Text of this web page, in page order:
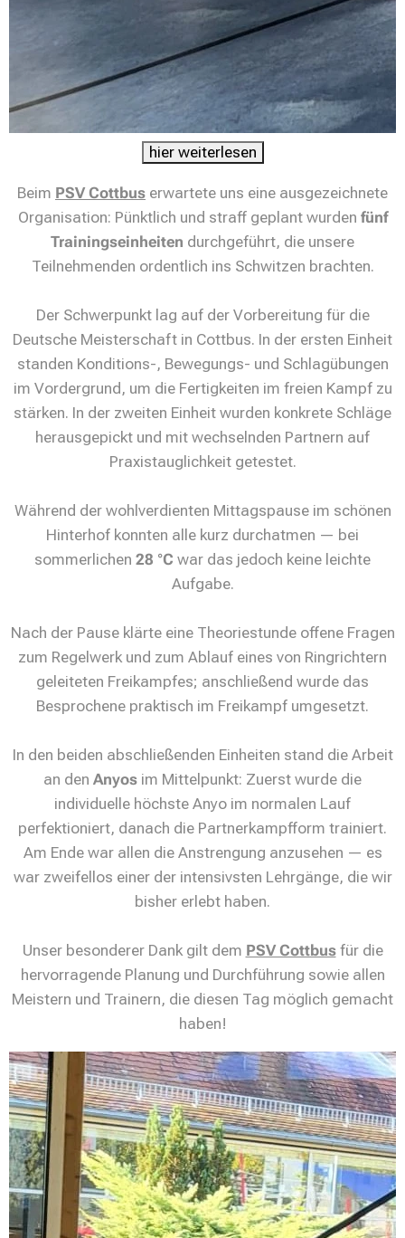
hier weiterlesen
Beim PSV Cottbus erwartete uns eine ausgezeichnete
Organisation: Pünktlich und straff geplant wurden fünf
Trainingseinheiten durchgeführt, die unsere
Teilnehmenden ordentlich ins Schwitzen brachten.
Der Schwerpunkt lag auf der Vorbereitung für die
Deutsche Meisterschaft in Cottbus. In der ersten Einheit
standen Konditions-, Bewegungs- und Schlagübungen
im Vordergrund, um die Fertigkeiten im freien Kampf zu
stärken. In der zweiten Einheit wurden konkrete Schläge
herausgepickt und mit wechselnden Partnern auf
Praxistauglichkeit getestet.
Während der wohlverdienten Mittagspause im schönen
Hinterhof konnten alle kurz durchatmen — bei
sommerlichen 28 °C war das jedoch keine leichte
Aufgabe.
Nach der Pause klärte eine Theoriestunde offene Fragen
zum Regelwerk und zum Ablauf eines von Ringrichtern
geleiteten Freikampfes; anschließend wurde das
Besprochene praktisch im Freikampf umgesetzt.
In den beiden abschließenden Einheiten stand die Arbeit
an den Anyos im Mittelpunkt: Zuerst wurde die
individuelle höchste Anyo im normalen Lauf
perfektioniert, danach die Partnerkampfform trainiert.
Am Ende war allen die Anstrengung anzusehen — es
war zweifellos einer der intensivsten Lehrgänge, die wir
bisher erlebt haben.
Unser besonderer Dank gilt dem PSV Cottbusfür die
hervorragende Planung und Durchführung sowie allen
Meistern und Trainern, die diesen Tag möglich gemacht
haben!